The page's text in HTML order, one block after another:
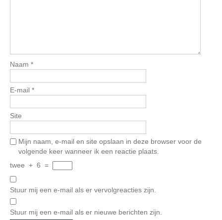
Naam *
E-mail *
Site
Mijn naam, e-mail en site opslaan in deze browser voor de
volgende keer wanneer ik een reactie plaats.
twee + 6 =
Stuur mij een e-mail als er vervolgreacties zijn.
Stuur mij een e-mail als er nieuwe berichten zijn.